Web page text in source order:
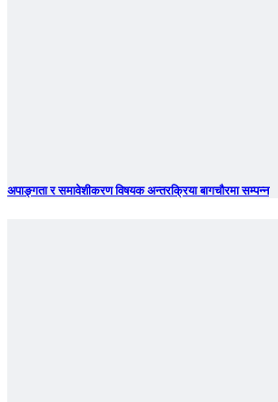
अपाङ्गता र समावेशीकरण विषयक अन्तरक्रिया बागचौरमा सम्पन्न